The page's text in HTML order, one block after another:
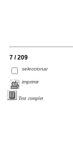
7 / 209
seleccionar
imprimir
Text complet